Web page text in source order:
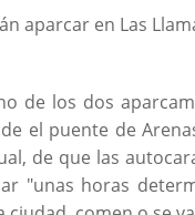
de los dos
el puente de
de que las
"unas horas